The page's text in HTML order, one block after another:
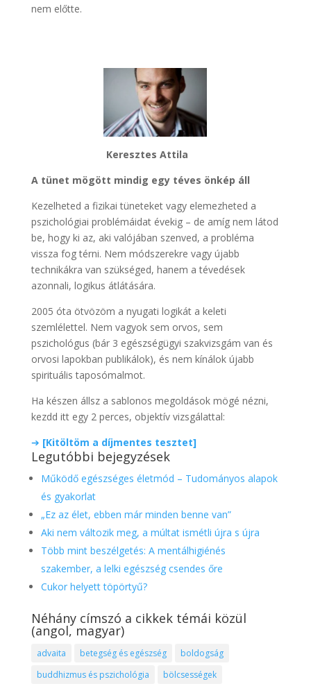
nem előtte.
Keresztes Attila
A tünet mögött mindig egy téves önkép áll
Kezelheted a fizikai tüneteket vagy elemezheted a
pszichológiai problémáidat évekig – de amíg nem látod
be, hogy ki az, aki valójában szenved, a probléma
vissza fog térni. Nem módszerekre vagy újabb
technikákra van szükséged, hanem a tévedések
azonnali, logikus átlátására.
2005 óta ötvözöm a nyugati logikát a keleti
szemlélettel. Nem vagyok sem orvos, sem
pszichológus (bár 3 egészségügyi szakvizsgám van és
orvosi lapokban publikálok), és nem kínálok újabb
spirituális taposómalmot.
Ha készen állsz a sablonos megoldások mögé nézni,
kezdd itt egy 2 perces, objektív vizsgálattal:
➔ [Kitöltöm a díjmentes tesztet]
Legutóbbi bejegyzések
Működő egészséges életmód – Tudományos alapok
és gyakorlat
„Ez az élet, ebben már minden benne van”
Aki nem változik meg, a múltat ismétli újra s újra
Több mint beszélgetés: A mentálhigiénés
szakember, a lelki egészség csendes őre
Cukor helyett töpörtyű?
Néhány címszó a cikkek témái közül
(angol, magyar)
advaita betegség és egészség
boldogság
buddhizmus és pszichológia
bölcsességek